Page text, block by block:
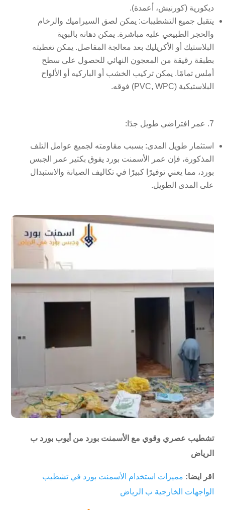
ديكورية (كورنيش، أعمدة).
يتقبل جميع التشطيبات: يمكن لصق السيراميك والرخام
والحجر الطبيعي عليه مباشرة. يمكن دهانه بالبوية
البلاستيك أو الأكريليك بعد معالجة المفاصل. يمكن تغطيته
بطبقة رقيقة من المعجون النهائي للحصول على سطح
أملس تمامًا. يمكن تركيب الخشب أو الباركيه أو الألواح
البلاستيكية (PVC, WPC) فوقه.
7. عمر افتراضي طويل جدًا:
استثمار طويل المدى: بسبب مقاومته لجميع عوامل التلف
المذكورة، فإن عمر الأسمنت بورد يفوق بكثير عمر الجبس
بورد، مما يعني توفيرًا كبيرًا في تكاليف الصيانة والاستبدال
على المدى الطويل.
تشطيب عصري وقوي مع الأسمنت بورد من أيوب بورد ب
الرياض
اقر ايضا: مميزات استخدام الأسمنت بورد في تشطيب
الواجهات الخارجية ب الرياض